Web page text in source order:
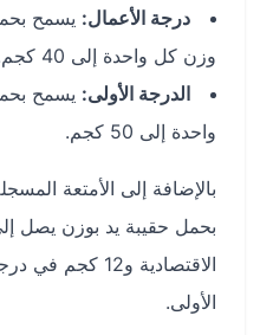
درجة الأعمال:يسمح بحمل
وزن كل واحدة إلى 40 كجم.
الدرجة الأولى:يسمح بحمل
واحدة إلى 50 كجم.
بالإضافة إلى الأمتعة المسجلة،
الاقتصادية و12 كجم في
الأولى.